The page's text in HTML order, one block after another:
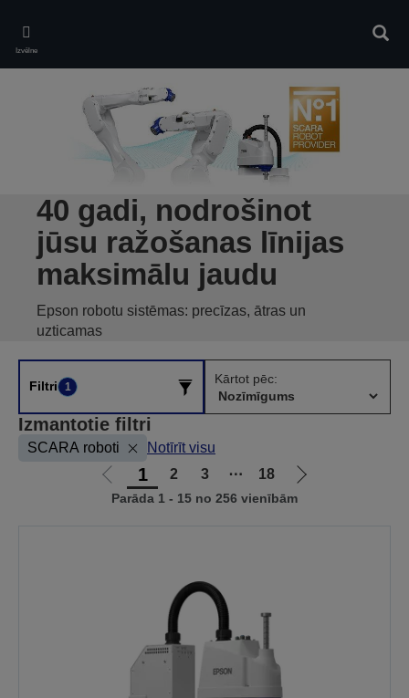
main
content
Izvēlne
40 gadi, nodrošinot
jūsu ražošanas līnijas
maksimālu jaudu
Epson robotu sistēmas: precīzas, ātras un
uzticamas
Filtri 1
Kārtot pēc:
Izmantotie filtri
SCARA roboti Notīrīt visu
Iet
uz
1 2 3 ⋯ 18
Iet
uz
Parāda 1 - 15 no 256 vienībām